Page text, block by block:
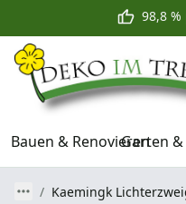
98,8
Bauen & Renovieren
Garten
Kaemingk